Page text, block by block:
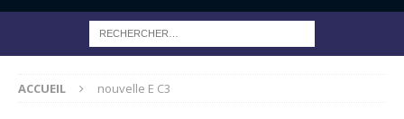
ACCUEIL nouvelle E C3